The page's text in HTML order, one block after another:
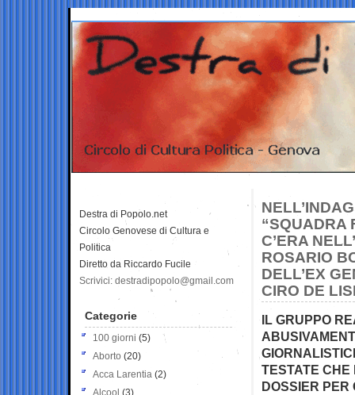
“SQUADRA
C’ERA
ROSARIO
DELL’EX
CIRO DE
IL GRUPPO
TESTATE CHE
DOSSIER PER
Destra di Popolo.net
Circolo Genovese di Cultura e
Politica
Diretto da Riccardo Fucile
Scrivici: destradipopolo@gmail.com
Categorie
100 giorni (5)
Aborto (20)
Acca Larentia (2)
Alcool (3)